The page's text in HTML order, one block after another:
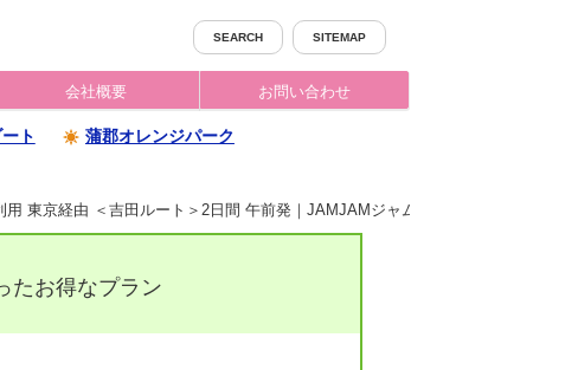
SEARCH SITEMAP
会社概要 お問い合わせ
ト 蒲郡オレンジパーク
東京経由 ＜吉田ルート＞2日間 午前発｜JAMJAMジャムジャムツアー
たお得なプラン